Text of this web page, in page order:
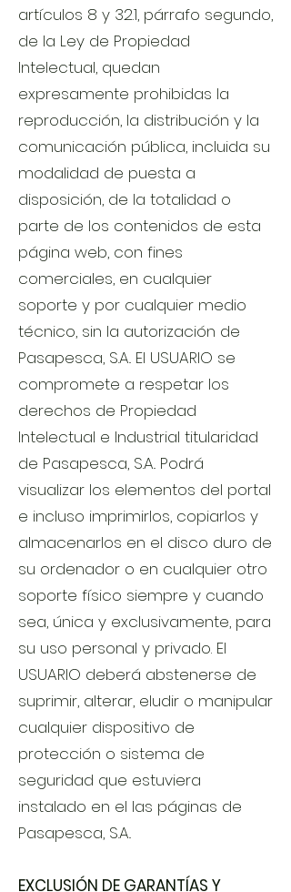
artículos 8 y 32.1, párrafo segundo,
de la Ley de Propiedad
Intelectual, quedan
expresamente prohibidas la
reproducción, la distribución y la
comunicación pública, incluida su
modalidad de puesta a
disposición, de la totalidad o
parte de los contenidos de esta
página web, con fines
comerciales, en cualquier
soporte y por cualquier medio
técnico, sin la autorización de
Pasapesca, S.A.. El USUARIO se
compromete a respetar los
derechos de Propiedad
Intelectual e Industrial titularidad
de Pasapesca, S.A.. Podrá
visualizar los elementos del portal
e incluso imprimirlos, copiarlos y
almacenarlos en el disco duro de
su ordenador o en cualquier otro
soporte físico siempre y cuando
sea, única y exclusivamente, para
su uso personal y privado. El
USUARIO deberá abstenerse de
suprimir, alterar, eludir o manipular
cualquier dispositivo de
protección o sistema de
seguridad que estuviera
instalado en el las páginas de
Pasapesca, S.A..
EXCLUSIÓN DE GARANTÍAS Y